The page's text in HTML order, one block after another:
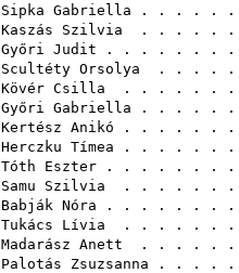
Sipka Gabriella . . . . .
Kaszás Szilvia . . . . .
Győri Judit . . . . . . .
Scultéty Orsolya . . . .
Kövér Csilla . . . . . .
Győri Gabriella . . . . .
Kertész Anikó . . . . . .
Herczku Tímea . . . . . .
Tóth Eszter . . . . . . .
Samu Szilvia . . . . . .
Babják Nóra . . . . . . .
Tukács Lívia . . . . . .
Madarász Anett . . . . .
Palotás Zsuzsanna . . . .